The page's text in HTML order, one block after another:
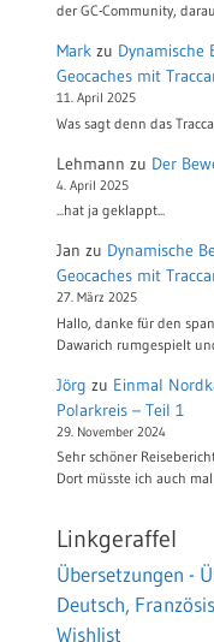
der GC-Community,
Mark zu Dynamische
Geocaches mit
11. April 2025
Was sagt denn das
Lehmann zu Der
4. April 2025
...hat ja geklappt...
Jan zu Dynamische
Geocaches mit
27. März 2025
Hallo, danke für den
Dawarich rumgespielt
Jörg zu Einmal
Polarkreis – Teil 1
29. November 2024
Sehr schöner
Dort müsste ich auch
Linkgeraffel
Übersetzungen -
Deutsch,
Wishlist